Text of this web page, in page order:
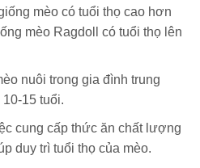
mèo có tuổi thọ cao hơn
mèo Ragdoll có tuổi thọ lên
nuôi trong gia đình trung
15 tuổi.
cung cấp thức ăn chất lượng
duy trì tuổi thọ của mèo.